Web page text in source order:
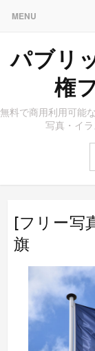
MENU
パブリ
権
無料で商用利用可能
写真・イ
[フリー写
旗